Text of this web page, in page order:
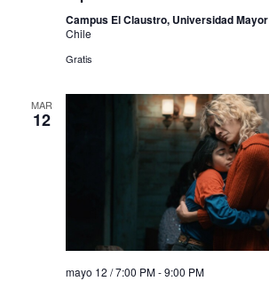
Campus El Claustro, Universidad Mayor
Chile
Gratis
MAR
12
mayo 12 / 7:00 PM-9:00 PM